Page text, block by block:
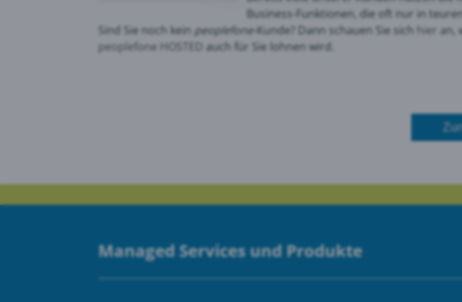
Business-Funktionen, die oft nur in
Sind Sie noch kein peoplefone-Kunde? Dann schauen Sie sich hier an,
peoplefone HOSTED
auch für Sie lohnen wird.
Managed Services und Produkte
Google Maps